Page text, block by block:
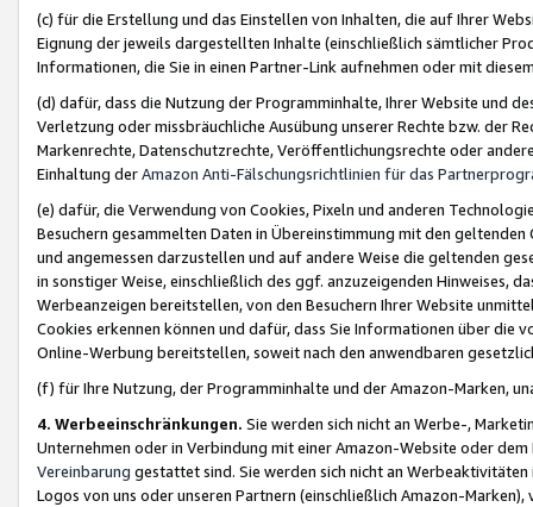
(c) für die Erstellung und das Einstellen von Inhalten, die auf Ihrer
Eignung der jeweils dargestellten Inhalte (einschließlich sämtlicher
Informationen, die Sie in einen Partner-Link aufnehmen oder mit
(d) dafür, dass die Nutzung der Programminhalte, Ihrer Website und
Verletzung oder missbräuchliche Ausübung unserer Rechte bzw. der
Markenrechte, Datenschutzrechte, Veröffentlichungsrechte oder
Einhaltung derAmazon Anti-Fälschungsrichtlinien für das
(e) dafür, die Verwendung von Cookies, Pixeln und anderen
Besuchern gesammelten Daten in Übereinstimmung mit den
und angemessen darzustellen und auf andere Weise die geltenden
in sonstiger Weise, einschließlich des ggf. anzuzeigenden Hinweises,
Werbeanzeigen bereitstellen, von den Besuchern Ihrer Website
Cookies erkennen können und dafür, dass Sie Informationen über die
Online-Werbung bereitstellen, soweit nach den anwendbaren
(f) für Ihre Nutzung, der Programminhalte und der Amazon-Marken,
4. Werbeeinschränkungen. Sie werden sich nicht an Werbe-,
Unternehmen oder in Verbindung mit einer Amazon-Website oder
Vereinbarung gestattet sind. Sie werden sich nicht an
Logos von uns oder unseren Partnern (einschließlich Amazon-